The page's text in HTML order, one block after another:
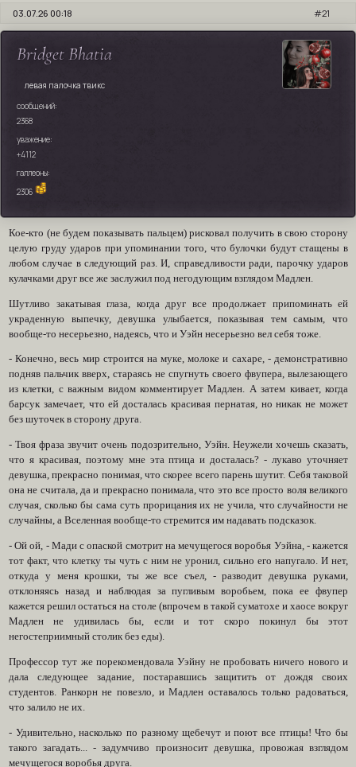
21
03.07.26 00:18
Bridget Bhatia
левая палочка твикс
сообщений:
2368
уважение:
+4112
галлеоны:
2306
Кое-кто (не будем показывать пальцем) рисковал получить в свою сторону
целую груду ударов при упоминании того, что булочки будут стащены в
любом случае в следующий раз. И, справедливости ради, парочку ударов
кулачками друг все же заслужил под негодующим взглядом Мадлен.
Шутливо закатывая глаза, когда друг все продолжает припоминать ей
украденную выпечку, девушка улыбается, показывая тем самым, что
вообще-то несерьезно, надеясь, что и Уэйн несерьезно вел себя тоже.
- Конечно, весь мир строится на муке, молоке и сахаре, - демонстративно
подняв пальчик вверх, стараясь не спугнуть своего фвупера, вылезающего
из клетки, с важным видом комментирует Мадлен. А затем кивает, когда
барсук замечает, что ей досталась красивая пернатая, но никак не может
без шуточек в сторону друга.
- Твоя фраза звучит очень подозрительно, Уэйн. Неужели хочешь сказать,
что я красивая, поэтому мне эта птица и досталась? - лукаво уточняет
девушка, прекрасно понимая, что скорее всего парень шутит. Себя таковой
она не считала, да и прекрасно понимала, что это все просто воля великого
случая, сколько бы сама суть прорицания их не учила, что случайности не
случайны, а Вселенная вообще-то стремится им надавать подсказок.
- Ой ой, - Мади с опаской смотрит на мечущегося воробья Уэйна, - кажется
тот факт, что клетку ты чуть с ним не уронил, сильно его напугало. И нет,
откуда у меня крошки, ты же все съел, - разводит девушка руками,
отклоняясь назад и наблюдая за пугливым воробьем, пока ее фвупер
кажется решил остаться на столе (впрочем в такой суматохе и хаосе вокруг
Мадлен не удивилась бы, если и тот скоро покинул бы этот
негостеприимный столик без еды).
Профессор тут же порекомендовала Уэйну не пробовать ничего нового и
дала следующее задание, постаравшись защитить от дождя своих
студентов. Ранкорн не повезло, и Мадлен оставалось только радоваться,
что залило не их.
- Удивительно, насколько по разному щебечут и поют все птицы! Что бы
такого загадать... - задумчиво произносит девушка, провожая взглядом
мечущегося воробья друга.